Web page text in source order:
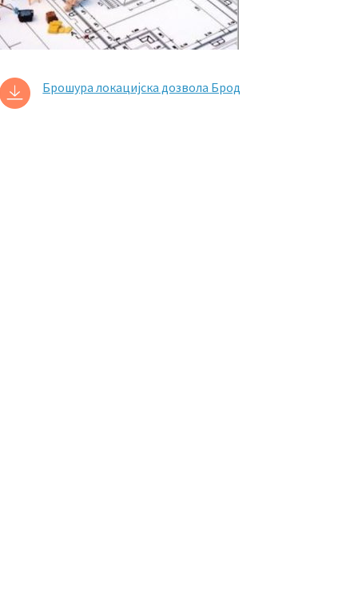
Брошура локацијска дозвола Брод